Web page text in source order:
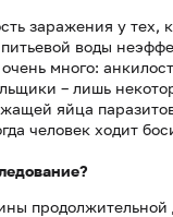
заражения у тех,
воды
очень много:
– лишь
яйца
человек ходит